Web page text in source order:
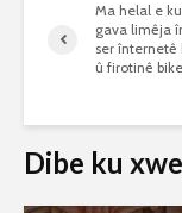
Ma helal e
gava limêja
ser înternetê
û firotinê
Dibe ku